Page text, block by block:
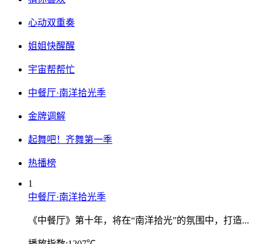
心动双重奏
姐姐快醒醒
宇宙帮帮忙
中餐厅·南洋拾光季
金牌调解
起舞吧！齐舞第一季
热播榜
1
中餐厅·南洋拾光季
《中餐厅》第十年，将在“南洋拾光”的氛围中，打造...